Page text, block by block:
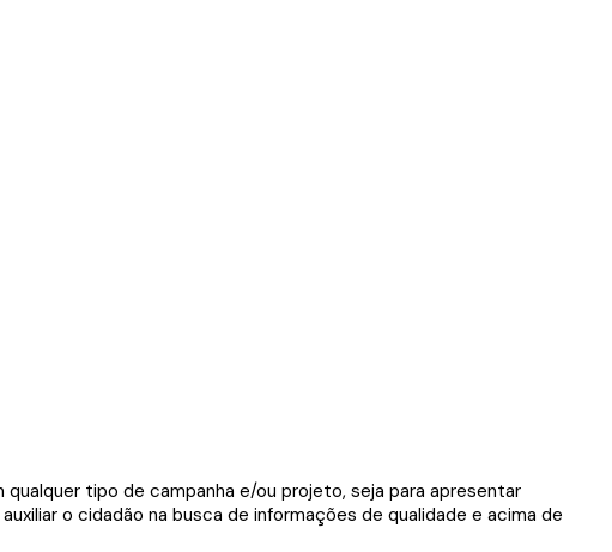
tipo de campanha e/ou projeto, seja para apresentar
o cidadão na busca de informações de qualidade e acima de